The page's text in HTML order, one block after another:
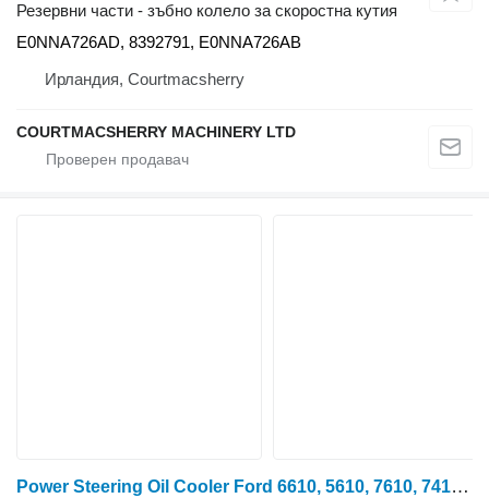
Резервни части - зъбно колело за скоростна кутия
E0NNA726AD, 8392791, E0NNA726AB
Ирландия, Courtmacsherry
COURTMACSHERRY MACHINERY LTD
Power Steering Oil Cooler Ford 6610, 5610, 7610, 7410 Power Steering Oil Cooler 83954673, E4nn3 за колесен трактор Ford 6610